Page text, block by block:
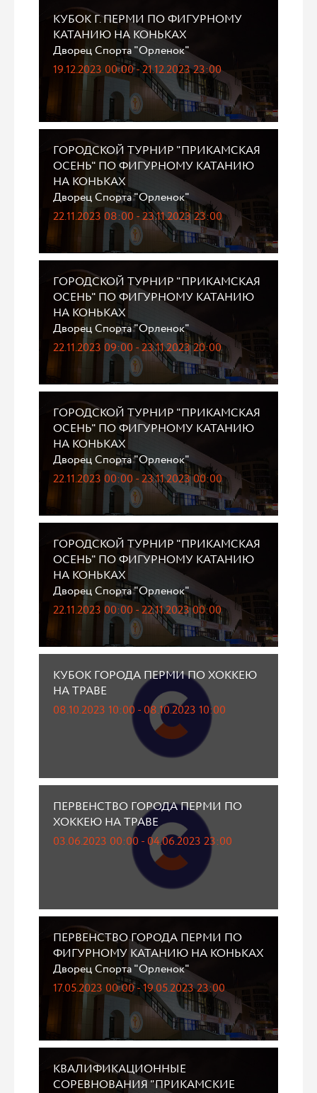
КУБОК Г. ПЕРМИ ПО ФИГУРНОМУ
КАТАНИЮ НА КОНЬКАХ
Дворец Спорта "Орленок"
19.12.2023 00:00 - 21.12.2023 23:00
ГОРОДСКОЙ ТУРНИР "ПРИКАМСКАЯ
ОСЕНЬ" ПО ФИГУРНОМУ КАТАНИЮ
НА КОНЬКАХ
Дворец Спорта "Орленок"
22.11.2023 08:00 - 23.11.2023 23:00
ГОРОДСКОЙ ТУРНИР "ПРИКАМСКАЯ
ОСЕНЬ" ПО ФИГУРНОМУ КАТАНИЮ
НА КОНЬКАХ
Дворец Спорта "Орленок"
22.11.2023 09:00 - 23.11.2023 20:00
ГОРОДСКОЙ ТУРНИР "ПРИКАМСКАЯ
ОСЕНЬ" ПО ФИГУРНОМУ КАТАНИЮ
НА КОНЬКАХ
Дворец Спорта "Орленок"
22.11.2023 00:00 - 23.11.2023 00:00
ГОРОДСКОЙ ТУРНИР "ПРИКАМСКАЯ
ОСЕНЬ" ПО ФИГУРНОМУ КАТАНИЮ
НА КОНЬКАХ
Дворец Спорта "Орленок"
22.11.2023 00:00 - 22.11.2023 00:00
КУБОК ГОРОДА ПЕРМИ ПО ХОККЕЮ
НА ТРАВЕ
08.10.2023 10:00 - 08.10.2023 10:00
ПЕРВЕНСТВО ГОРОДА ПЕРМИ ПО
ХОККЕЮ НА ТРАВЕ
03.06.2023 00:00 - 04.06.2023 23:00
ПЕРВЕНСТВО ГОРОДА ПЕРМИ ПО
ФИГУРНОМУ КАТАНИЮ НА КОНЬКАХ
Дворец Спорта "Орленок"
17.05.2023 00:00 - 19.05.2023 23:00
КВАЛИФИКАЦИОННЫЕ
СОРЕВНОВАНИЯ "ПРИКАМСКИЕ